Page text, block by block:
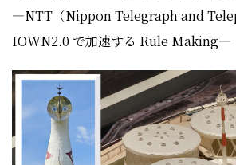
―NTT（Nippon Telegraph and
IOWN2.0 で加速する Rule Making―